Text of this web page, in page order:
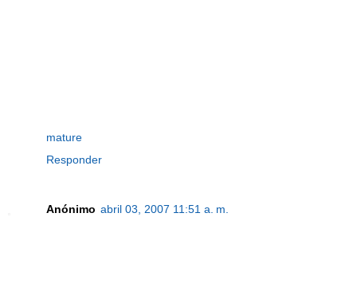
mature
Responder
Anónimo abril 03, 2007 11:51 a. m.